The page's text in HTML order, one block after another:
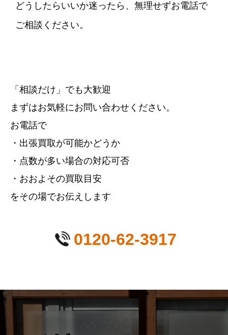
どうしたらいいか迷ったら、無理せずお電話で
ご相談ください。
「相談だけ」でも大歓迎
まずはお気軽にお問い合わせください。
お電話で
・出張買取が可能かどうか
・点数が多い場合の対応可否
・おおよその買取目安
をその場でお伝えします
0120-62-3917